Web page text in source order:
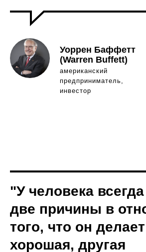
Уоррен Баффетт
(Warren Buffett)
американский
предприниматель,
инвестор
"У человека
две причины в
того, что он
хорошая, другая